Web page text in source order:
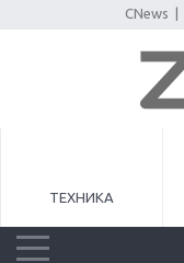
CNews
ТЕХНИКА